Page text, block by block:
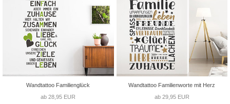
Wandtattoo Familienglück
ab 28,95 EUR
Wandtattoo Familienworte mit Herz
ab 29,95 EUR